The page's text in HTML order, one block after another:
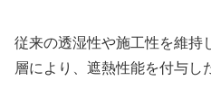
従来の透湿性や施工性を維持
層により、遮熱性能を付与し